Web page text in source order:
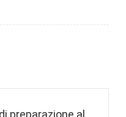
preparazione al